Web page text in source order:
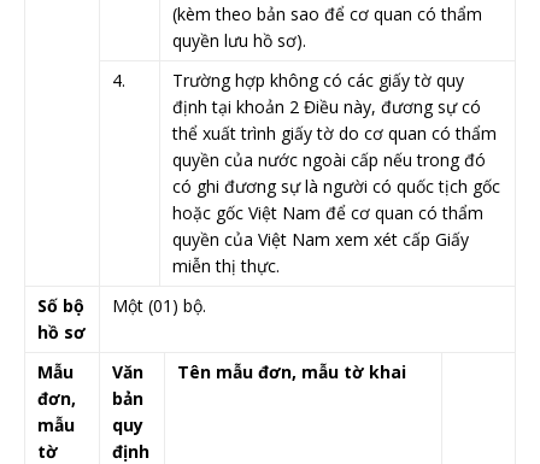
(kèm theo bản sao để cơ quan có thẩm
quyền lưu hồ sơ).
​4.
​Trường hợp không có các giấy tờ quy
định tại khoản 2 Điều này, đương sự có
thể xuất trình giấy tờ do cơ quan có thẩm
quyền của nước ngoài cấp nếu trong đó
có ghi đương sự là người có quốc tịch gốc
hoặc gốc Việt Nam để cơ quan có thẩm
quyền của Việt Nam xem xét cấp Giấy
miễn thị thực.
Số bộ
hồ sơ
Một (01) bộ.
Mẫu
đơn,
mẫu
tờ
Văn
bản
quy
định​​
​Tên mẫu đơn, mẫu tờ khai